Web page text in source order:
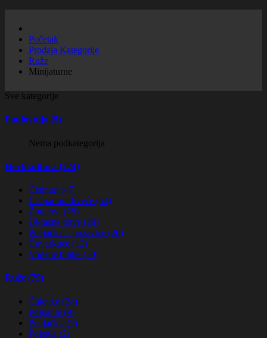
Početak
Prodaja Kategorije
Ruže
Minijaturne
Sve kategorije
Paulovnija (5)
Nema podkategorija
Hortikultura (274)
Četinari (47)
Listpadno drveće (54)
Žbunovi (76)
Ukrasne trave (29)
Penjačice - puzavice (26)
Čuvarkuće (12)
Vodene biljke (30)
Ruže (79)
Čajevke (24)
Polijante (9)
Penjačice (7)
Polegle (2)